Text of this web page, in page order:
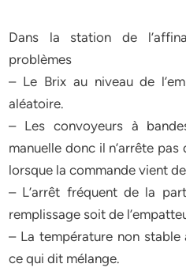
Dans la station de
problèmes
– Le Brix au niveau de
aléatoire.
– Les convoyeurs à
manuelle donc il n’arrête
lorsque la commande vient
– L’arrêt fréquent de la
remplissage soit de
– La température non stable
ce qui dit mélange.